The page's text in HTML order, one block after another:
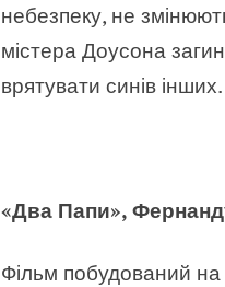
небезпеку, не
містера Доусона
врятувати синів
«Два Папи»,
Фільм побудований на